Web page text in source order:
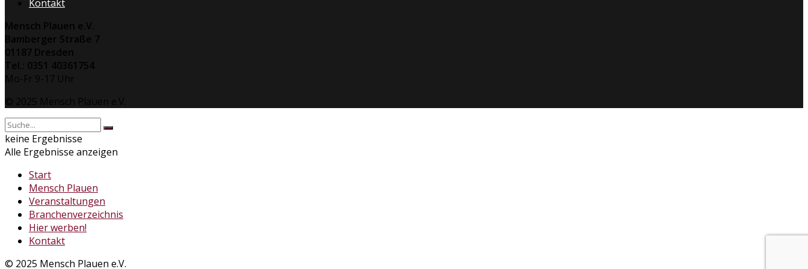
Kontakt
Mensch Plauen e.V.
Bamberger Straße 7
01187 Dresden
Tel.: 0351 40361754
Mo-Fr 9-17 Uhr
© 2025 Mensch Plauen e.V.
keine Ergebnisse
Alle Ergebnisse anzeigen
Start
Mensch Plauen
Veranstaltungen
Branchenverzeichnis
Hier werben!
Kontakt
© 2025 Mensch Plauen e.V.